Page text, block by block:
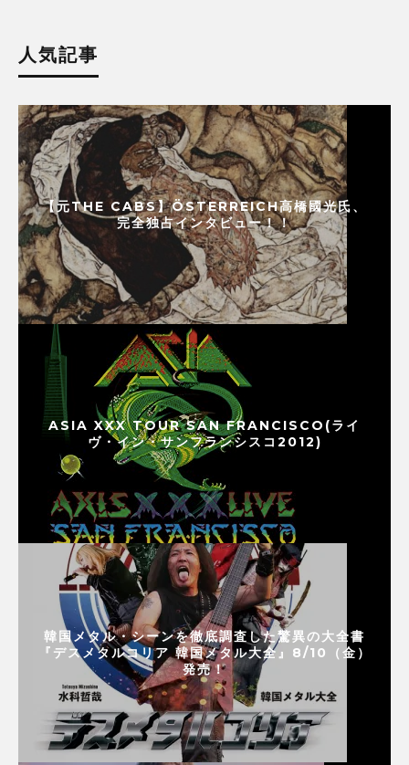
人気記事
【元THE CABS】ÖSTERREICH高橋國光氏、
完全独占インタビュー！！
ASIA XXX TOUR SAN FRANCISCO(ライ
ヴ・イン・サンフランシスコ2012)
韓国メタル・シーンを徹底調査した驚異の大全書
『デスメタルコリア 韓国メタル大全』8/10（金）
発売！